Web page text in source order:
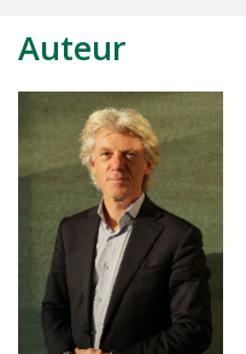
Auteur